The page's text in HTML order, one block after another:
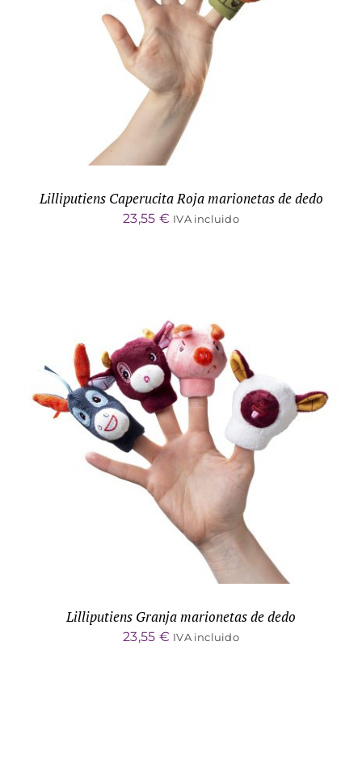
DETALLES
Lilliputiens Caperucita Roja marionetas de dedo
23,55 € IVA incluido
ADD TO CART DETALLES
Lilliputiens Granja marionetas de dedo
23,55 € IVA incluido